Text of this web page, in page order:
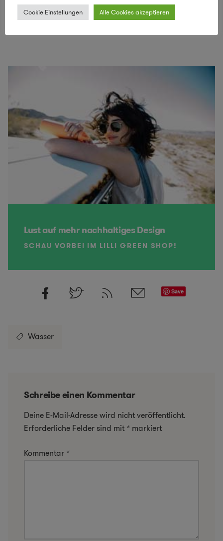
die Produktion derSoulbottles!
Lust auf mehr nachhaltiges Design
SCHAU VORBEI IM LILLI GREEN SHOP!
Save
Wasser
Schreibe einen Kommentar
Deine E-Mail-Adresse wird nicht veröffentlicht.
Erforderliche Felder sind mit * markiert
Kommentar *
Cookie Einstellungen Alle Cookies akzeptieren